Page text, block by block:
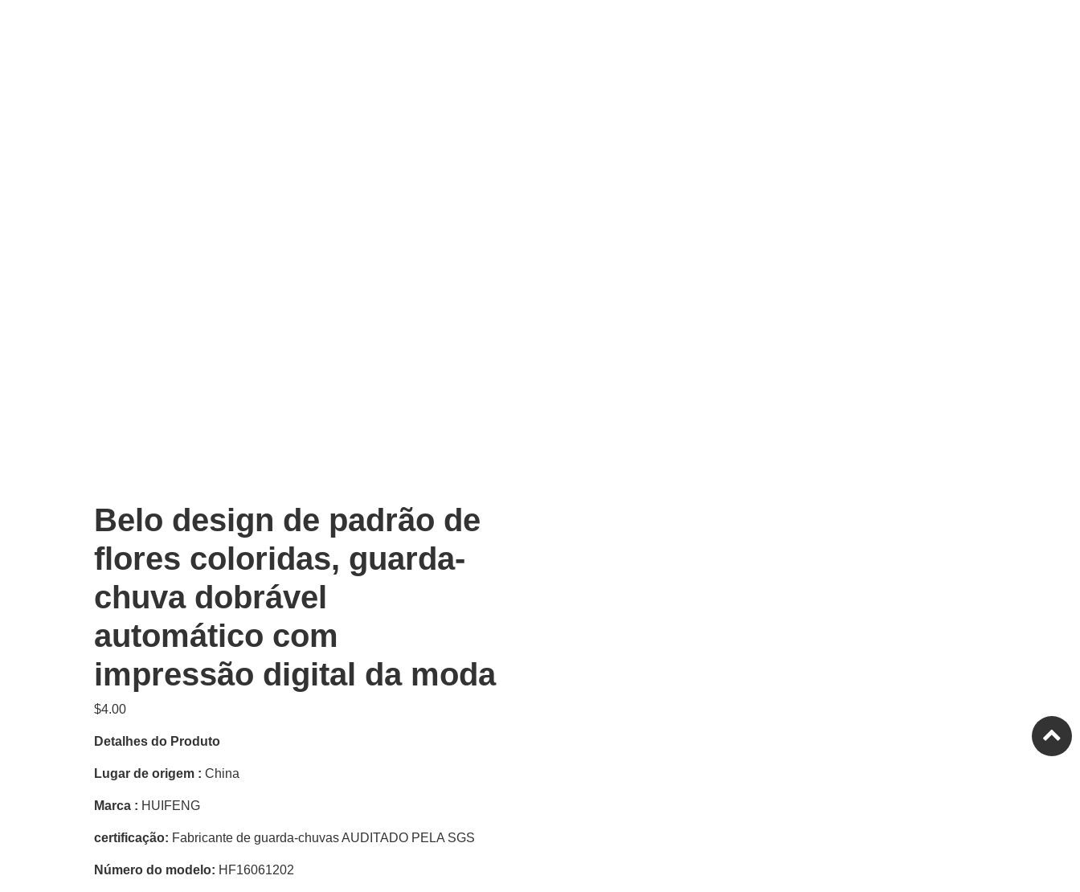
Belo design de padrão de
flores coloridas, guarda-
chuva dobrável
automático com
impressão digital da moda
$4.00
Detalhes do Produto
Lugar de origem : China
Marca : HUIFENG
certificação: Fabricante de guarda-chuvas AUDITADO PELA SGS
Número do modelo: HF16061202